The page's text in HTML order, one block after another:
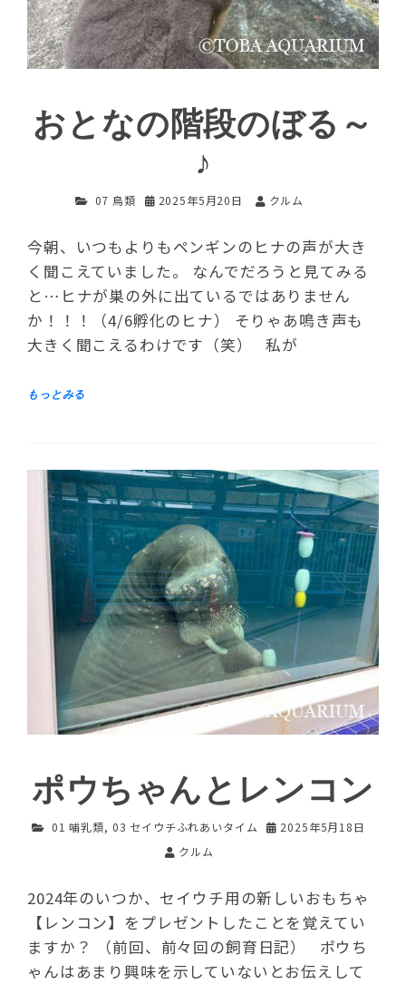
おとなの階段のぼる～
♪
07 鳥類 2025年5月20日 クルム
今朝、いつもよりもペンギンのヒナの声が大き
く聞こえていました。 なんでだろうと見てみる
と…ヒナが巣の外に出ているではありません
か！！！（4/6孵化のヒナ） そりゃあ鳴き声も
大きく聞こえるわけです（笑） 私が
ポウちゃんとレンコン
01 哺乳類, 03 セイウチふれあいタイム
2025年5月18日
クルム
2024年のいつか、セイウチ用の新しいおもちゃ
【レンコン】をプレゼントしたことを覚えてい
ますか？ （前回、前々回の飼育日記） ポウち
ゃんはあまり興味を示していないとお伝えして